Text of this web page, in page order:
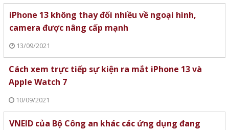
iPhone 13 không thay đổi nhiều về ngoại hình,
camera được nâng cấp mạnh
13/09/2021
Cách xem trực tiếp sự kiện ra mắt iPhone 13 và
Apple Watch 7
10/09/2021
VNEID của Bộ Công an khác các ứng dụng đang